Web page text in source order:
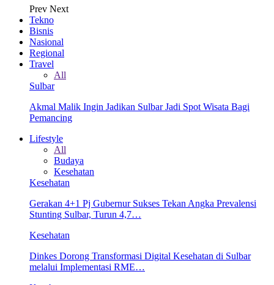
Prev Next
Tekno
Bisnis
Nasional
Regional
Travel
All
Sulbar
Akmal Malik Ingin Jadikan Sulbar Jadi Spot Wisata Bagi
Pemancing
Lifestyle
All
Budaya
Kesehatan
Kesehatan
Gerakan 4+1 Pj Gubernur Sukses Tekan Angka Prevalensi
Stunting Sulbar, Turun 4,7…
Kesehatan
Dinkes Dorong Transformasi Digital Kesehatan di Sulbar
melalui Implementasi RME…